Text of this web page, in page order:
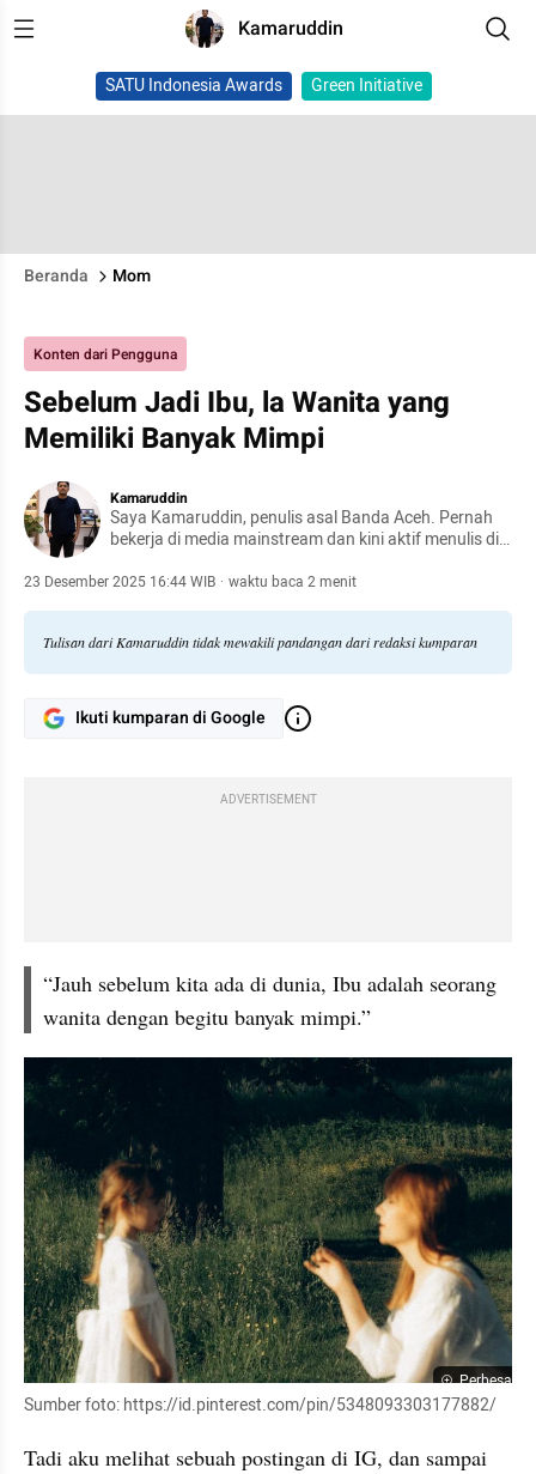
Kamaruddin
SATU Indonesia Awards Green Initiative
Beranda Mom
Konten dari Pengguna
Sebelum Jadi Ibu, la Wanita yang
Memiliki Banyak Mimpi
Kamaruddin
Saya Kamaruddin, penulis asal Banda Aceh. Pernah
bekerja di media mainstream dan kini aktif menulis di
23 Desember 2025 16:44 WIB · waktu baca 2 menit
Tulisan dari Kamaruddin tidak mewakili pandangan dari redaksi kumparan
Ikuti kumparan di Google
ADVERTISEMENT
“Jauh sebelum kita ada di dunia, Ibu adalah seorang
wanita dengan begitu banyak mimpi.”
Perbesar
Sumber foto: https://id.pinterest.com/pin/5348093303177882/
Tadi aku melihat sebuah postingan di IG, dan sampai